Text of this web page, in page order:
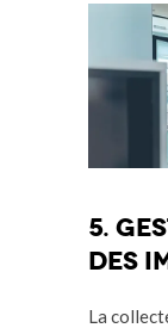
5.
des
La